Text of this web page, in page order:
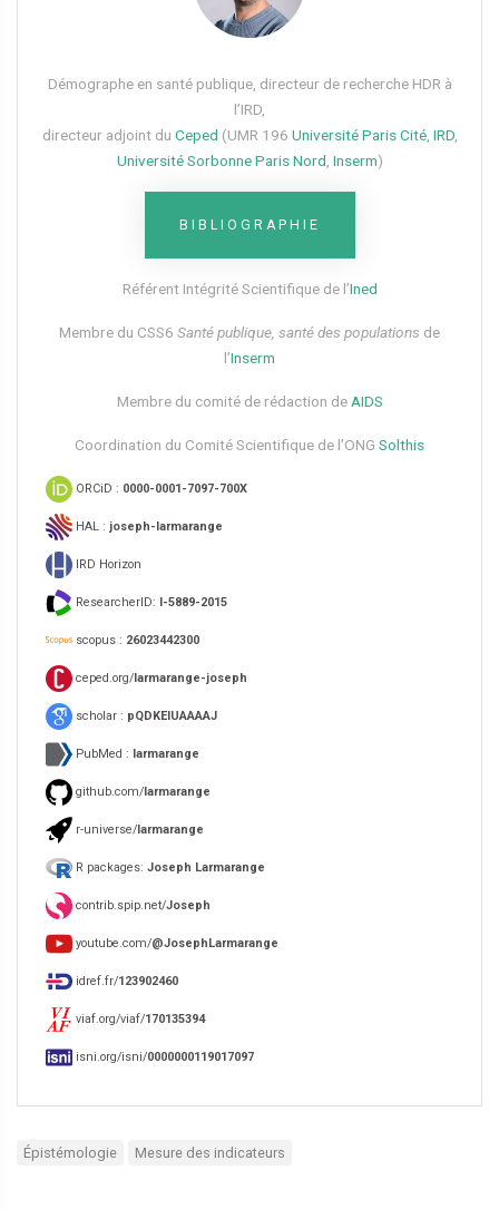
Démographe en santé publique, directeur de recherche HDR à
l’IRD,
directeur adjoint du Ceped (UMR 196 Université Paris Cité, IRD,
Université Sorbonne Paris Nord Inserm)
BIBLIOGRAPHIE
Référent Intégrité Scientifique de l’Ined
Membre du CSS6​ Santé publique, santé des populations de
l’Inserm
Membre du comité de rédaction de AIDS
Coordination du Comité Scientifique de l’ONG Solthis
ORCiD : 0000-0001-7097-700X
HAL : joseph-larmarange
IRD Horizon
ResearcherID: I-5889-2015
scopus : 26023442300
ceped.org/larmarange-joseph
scholar : pQDKEIUAAAAJ
PubMed : larmarange
github.com/larmarange
r-universe/larmarange
R packages: Joseph Larmarange
contrib.spip.net/Joseph
youtube.com/@JosephLarmarange
idref.fr/123902460
viaf.org/viaf/170135394
isni.org/isni/0000000119017097
Épistémologie Mesure des indicateurs